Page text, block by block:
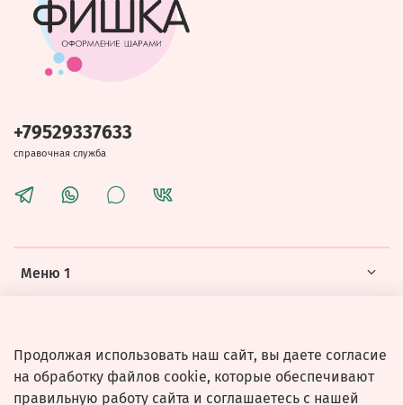
Меню 1
+79529337633
справочная служба
Продолжая использовать наш сайт, вы даете согласие
на обработку файлов cookie, которые обеспечивают
правильную работу сайта и соглашаетесь с нашей